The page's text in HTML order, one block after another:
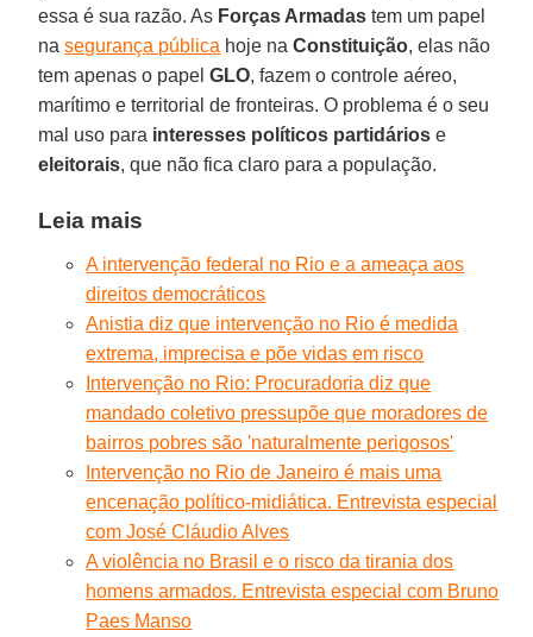
essa é sua razão. As Forças Armadas tem um papel
nasegurança pública hoje naConstituição, elas não
tem apenas o papelGLO, fazem o controle aéreo,
marítimo e territorial de fronteiras. O problema é o seu
mal uso para interesses políticos partidários e
eleitorais, que não fica claro para a população.
Leia mais
A intervenção federal no Rio e a ameaça aos
direitos democráticos
Anistia diz que intervenção no Rio é medida
extrema, imprecisa e põe vidas em risco
Intervenção no Rio: Procuradoria diz que
mandado coletivo pressupõe que moradores de
bairros pobres são 'naturalmente perigosos'
Intervenção no Rio de Janeiro é mais uma
encenação político-midiática. Entrevista especial
com José Cláudio Alves
A violência no Brasil e o risco da tirania dos
homens armados. Entrevista especial com Bruno
Paes Manso